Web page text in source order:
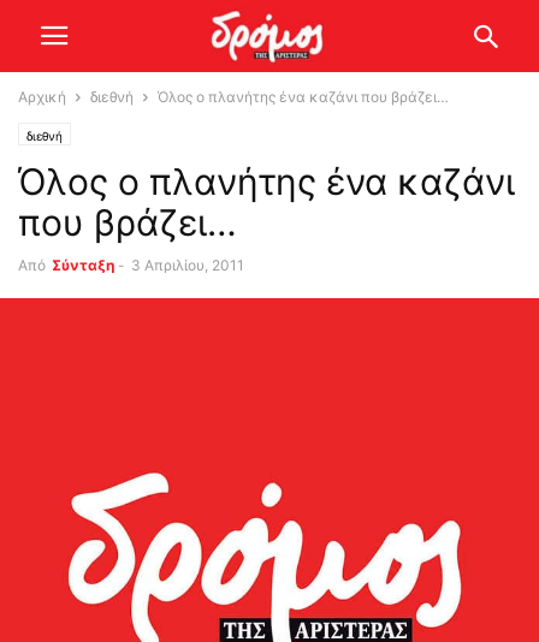
Αρχική διεθνή Όλος ο πλανήτης ένα καζάνι που βράζει…
διεθνή
Όλος ο πλανήτης ένα καζάνι
που βράζει…
Από Σύνταξη - 3 Απριλίου, 2011